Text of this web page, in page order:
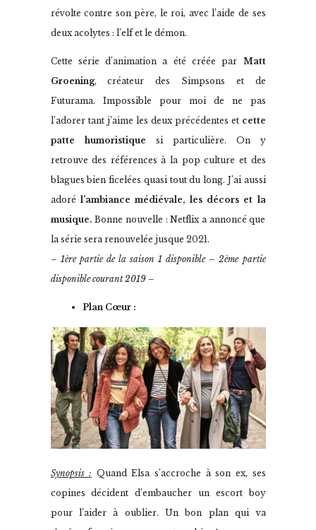
révolte contre son père, le roi, avec l’aide de ses
deux acolytes : l’elf et le démon.
Cette série d’animation a été créée par Matt
Groening, créateur des Simpsons et de
Futurama. Impossible pour moi de ne pas
l’adorer tant j’aime les deux précédentes et cette
patte humoristique si particulière. On y
retrouve des références à la pop culture et des
blagues bien ficelées quasi tout du long. J’ai aussi
adoré l’ambiance médiévale, les décors et la
musique. Bonne nouvelle : Netflix a annoncé que
la série sera renouvelée jusque 2021.
– 1ère partie de la saison 1 disponible – 2ème partie
disponible courant 2019 –
Plan Cœur :
Synopsis : Quand Elsa s’accroche à son ex, ses
copines décident d’embaucher un escort boy
pour l’aider à oublier. Un bon plan qui va